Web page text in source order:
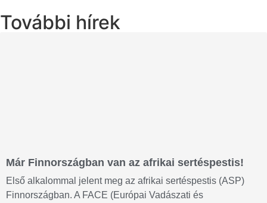
További hírek
Már Finnországban van az afrikai sertéspestis!
Első alkalommal jelent meg az afrikai sertéspestis (ASP)
Finnországban. A FACE (Európai Vadászati és